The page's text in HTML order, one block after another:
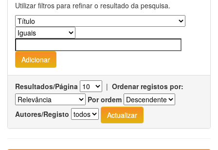
Utilizar filtros para refinar o resultado da pesquisa.
Resultados/Página | Ordenar registos por:
Por ordem
Autores/Registo